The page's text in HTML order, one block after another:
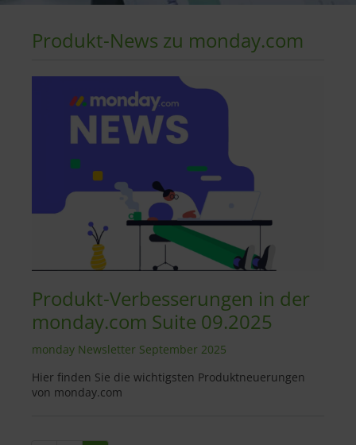
Produkt-News zu monday.com
Produkt-Verbesserungen in der
monday.com Suite 09.2025
monday Newsletter September 2025
Hier finden Sie die wichtigsten Produktneuerungen
von monday.com